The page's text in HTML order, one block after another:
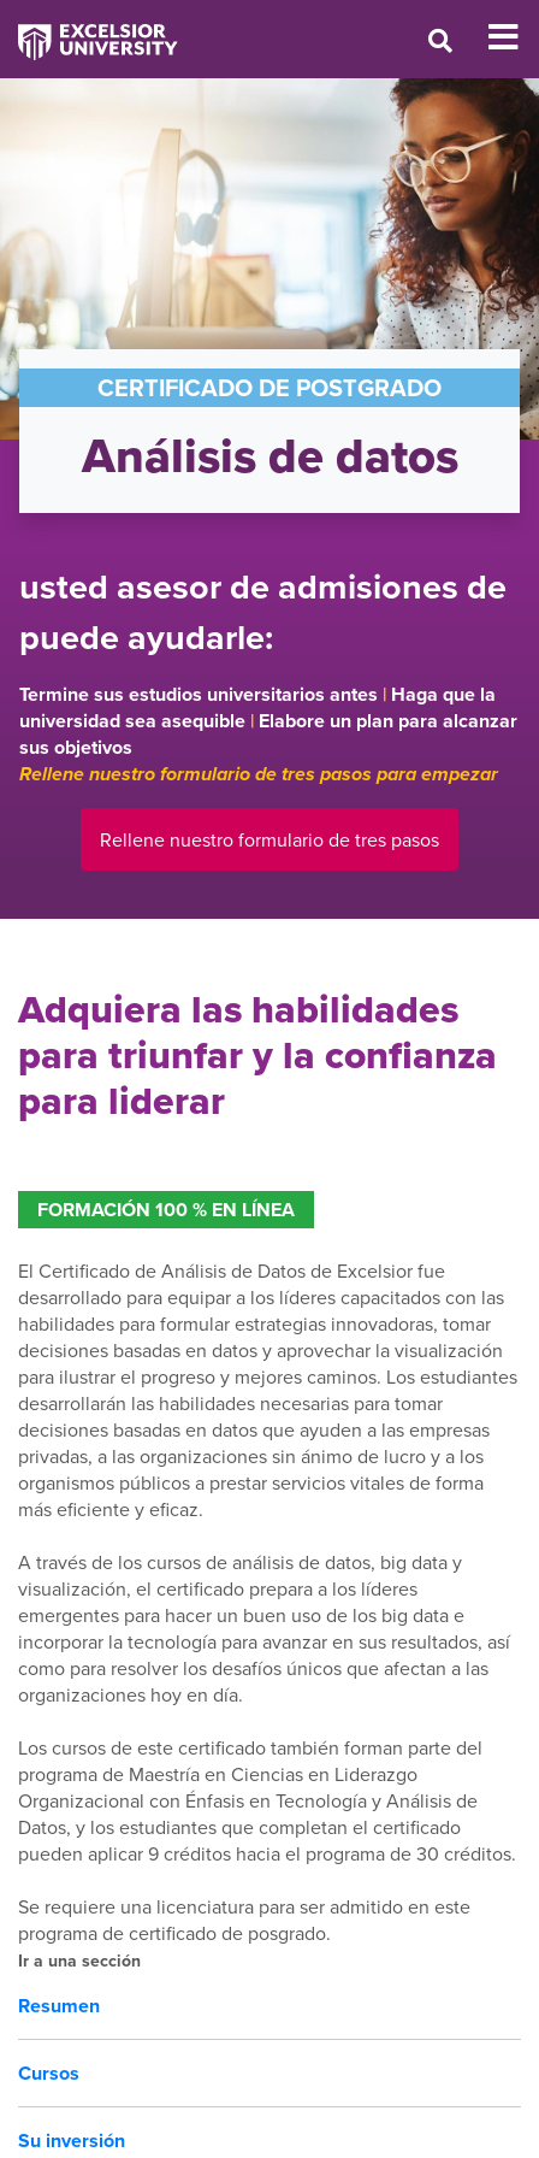
CERTIFICADO DE POSTGRADO
Análisis de datos
usted asesor de admisiones de
puede ayudarle:
Termine sus estudios universitarios antes | Haga que la
universidad sea asequible | Elabore un plan para alcanzar
sus objetivos
Rellene nuestro formulario de tres pasos para empezar
Rellene nuestro formulario de tres pasos
Adquiera las habilidades
para triunfar y la confianza
para liderar
Ir a una sección
Resumen
Cursos
Su inversión
FORMACIÓN 100 % EN LÍNEA
El Certificado de Análisis de Datos de Excelsior fue
desarrollado para equipar a los líderes capacitados con las
habilidades para formular estrategias innovadoras, tomar
decisiones basadas en datos y aprovechar la visualización
para ilustrar el progreso y mejores caminos. Los estudiantes
desarrollarán las habilidades necesarias para tomar
decisiones basadas en datos que ayuden a las empresas
privadas, a las organizaciones sin ánimo de lucro y a los
organismos públicos a prestar servicios vitales de forma
más eficiente y eficaz.
A través de los cursos de análisis de datos, big data y
visualización, el certificado prepara a los líderes
emergentes para hacer un buen uso de los big data e
incorporar la tecnología para avanzar en sus resultados, así
como para resolver los desafíos únicos que afectan a las
organizaciones hoy en día.
Los cursos de este certificado también forman parte del
programa de Maestría en Ciencias en Liderazgo
Organizacional con Énfasis en Tecnología y Análisis de
Datos, y los estudiantes que completan el certificado
pueden aplicar 9 créditos hacia el programa de 30 créditos.
Se requiere una licenciatura para ser admitido en este
programa de certificado de posgrado.